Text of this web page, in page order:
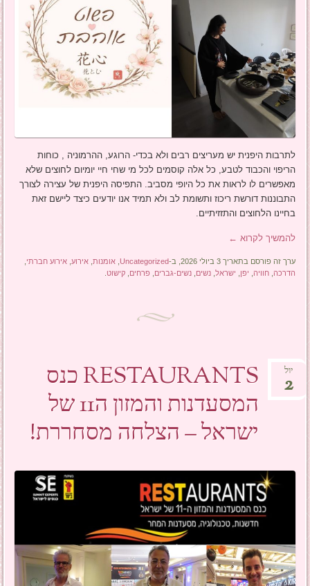
לתרבות היפנית יש מעריצים רבים ולא בכדי- הרוגע, ההרמוניה , כוחות
הריפוי והכבוד לטבע, כל אלה קוסמים לכל מי שחי חיי יומיום לחוצים שלא
מאפשרים לו לראות את כל היופי מסביב. התפיסה היפנית של עצירה לצורך
התבוננות דורשת ריכוז ותשומת לב ולא תמיד אנו יודעים כיצד ליישם זאת
בחיינו הלחוצים והתזזיתיים.
להמשיך לקרוא ←
ערך זה פורסם בתאריך 3 ביולי 2026, ב- Uncategorized
,אומנות ,אירוע ,אירוע חברתי
הדרכה ,חוויה יפן ישראל ,נשים ,נשים-גברים פרחים ,קישוט
RESTAURANTS כנס
המסעדנות והמזון ה11 של
ישראל – הצלחה מסחררת!
יול
2